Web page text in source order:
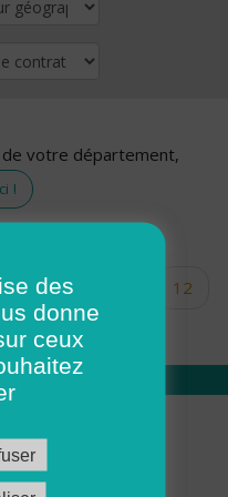
votre département,
!
… 10
12
16 17
nous
des
donne
ceux